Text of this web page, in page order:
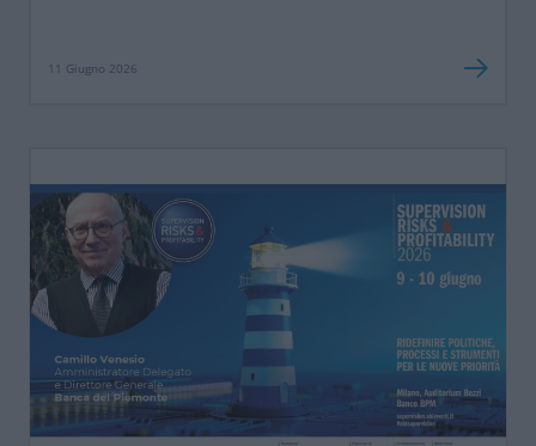
11 Giugno 2026